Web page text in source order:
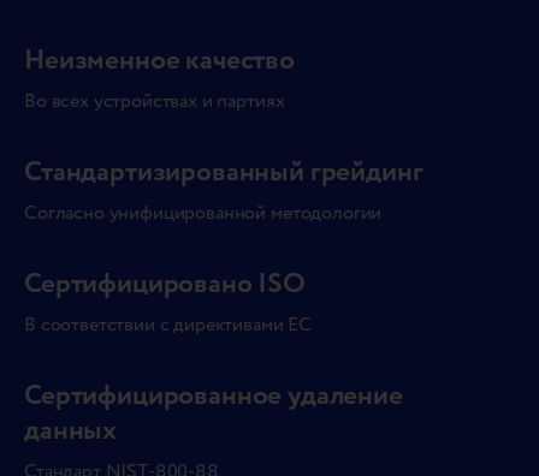
Неизменное качество
Во всех устройствах и партиях
Стандартизированный грейдинг
Согласно унифицированной методологии
Сертифицировано ISO
В соответствии с директивами ЕС
Сертифицированное удаление
данных